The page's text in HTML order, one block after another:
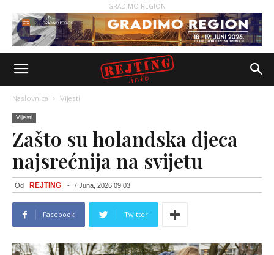
GRADIMO REGION
Naslovnica Vijesti
Vijesti
Zašto su holandska djeca
najsrećnija na svijetu
Od REJTING - 7 Juna, 2026 09:03
Facebook Twitter